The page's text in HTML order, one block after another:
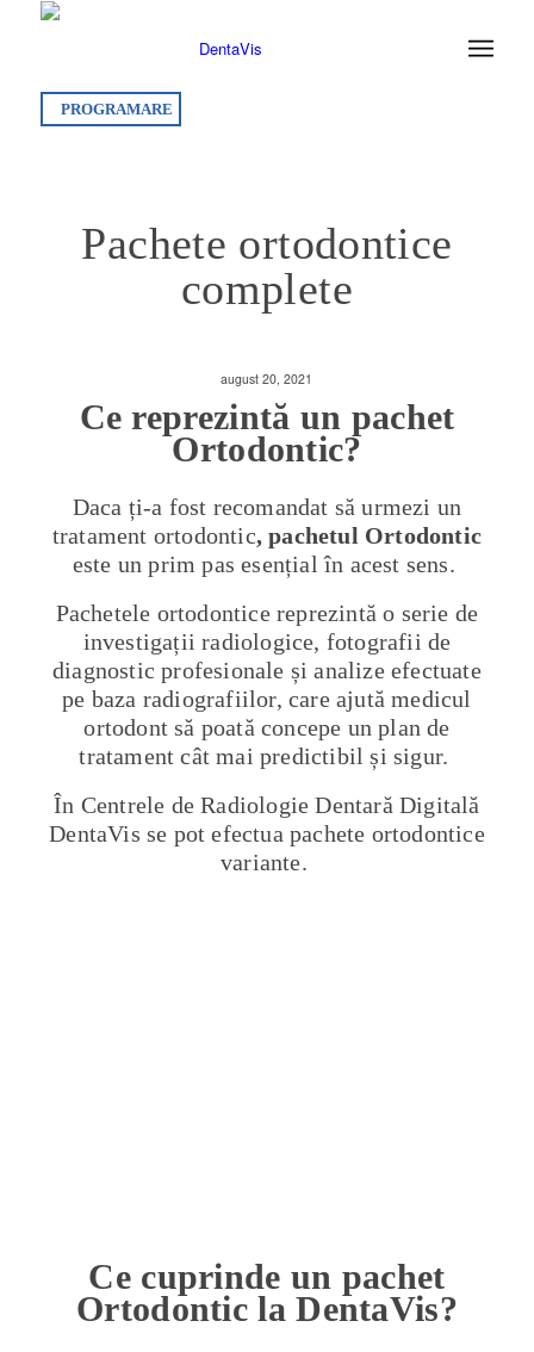
PROGRAMARE
Pachete ortodontice
complete
august 20, 2021
Ce reprezintă un pachet
Ortodontic?
Daca ți-a fost recomandat să urmezi un
tratament ortodontic, pachetul Ortodontic
este un prim pas esențial în acest sens.
Pachetele ortodontice reprezintă o serie de
investigații radiologice, fotografii de
diagnostic profesionale și analize efectuate
pe baza radiografiilor, care ajută medicul
ortodont să poată concepe un plan de
tratament cât mai predictibil și sigur.
În Centrele de Radiologie Dentară Digitală
DentaVis se pot efectua pachete ortodontice
variante.
Ce cuprinde un pachet
Ortodontic la DentaVis?